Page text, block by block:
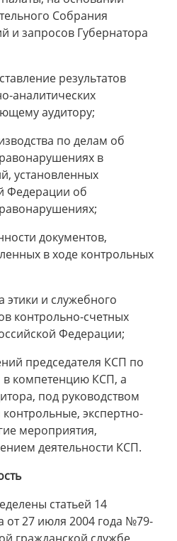
Собрания
и запросов Губернатора
результатов
аналитических
аудитору;
по делам об
в
установленных
Федерации об
документов,
в ходе контрольных
этики и служебного
контрольно-счетных
Федерации;
председателя КСП по
компетенцию КСП, а
под руководством
экспертно-
мероприятия,
деятельности КСП.
статьей 14
от 27 июля 2004 года №79-